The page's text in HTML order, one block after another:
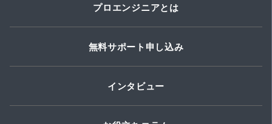
プロエンジニアとは
無料サポート申し込み
インタビュー